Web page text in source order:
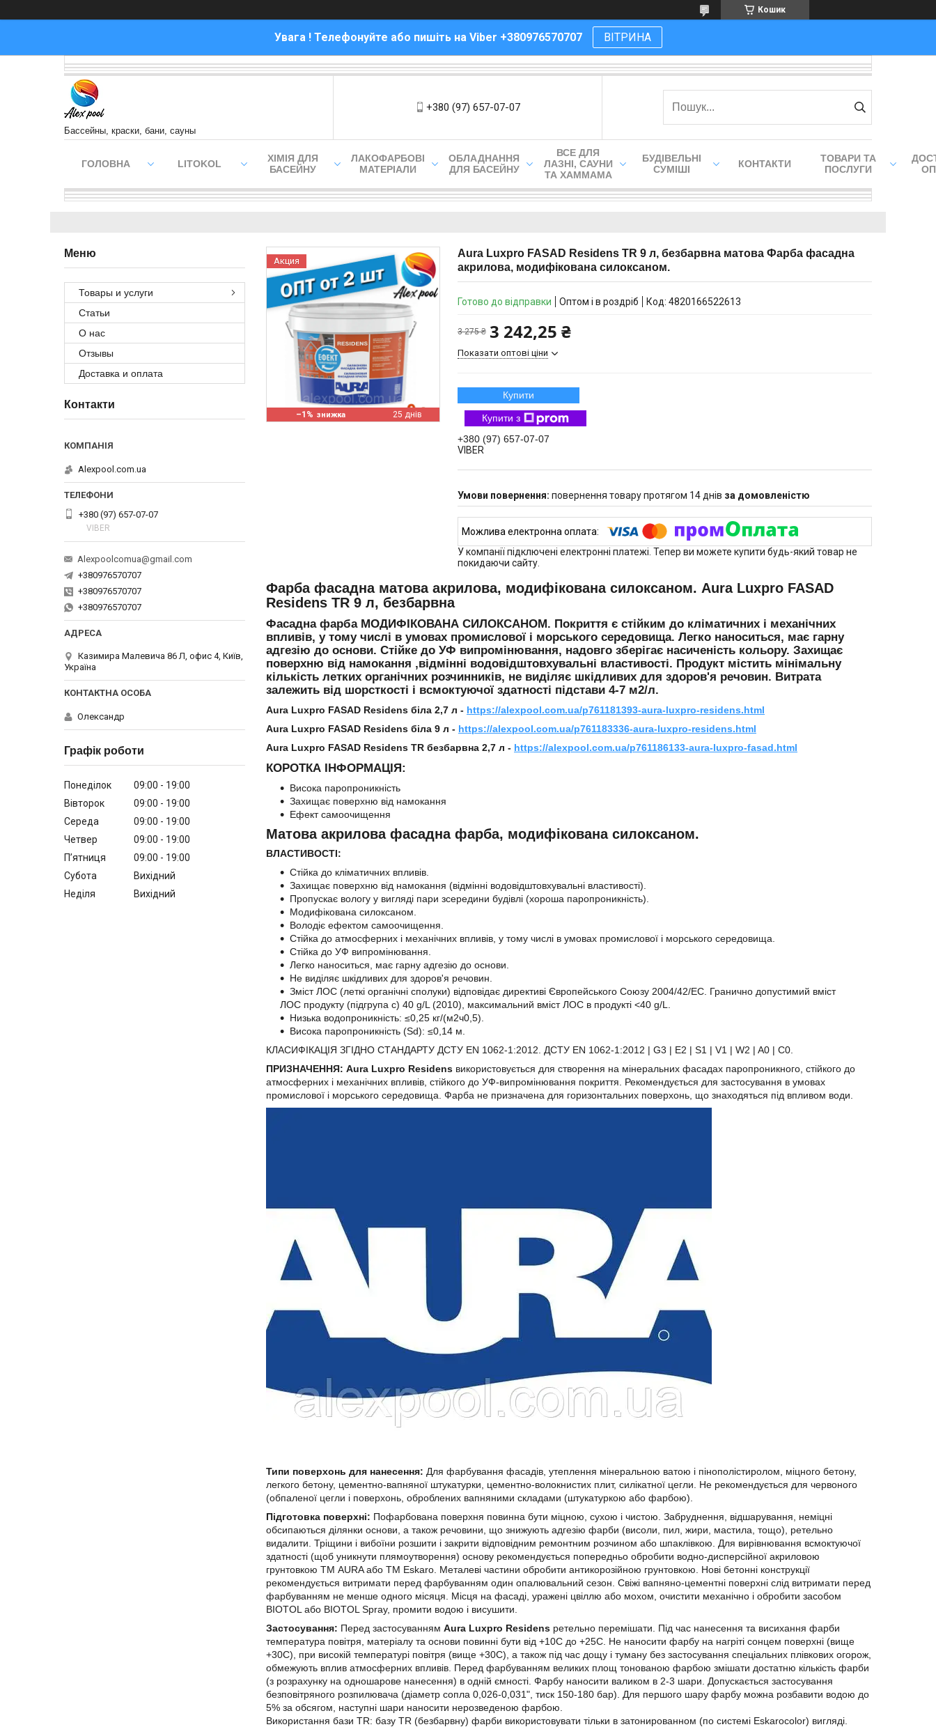
Кошик
Увага ! Телефонуйте або пишіть на Viber +380976570707 ВІТРИНА
Бассейны, краски, бани, сауны
+380 (97) 657-07-07
ГОЛОВНА LITOKOL
ХІМІЯ ДЛЯ
БАСЕЙНУ
ЛАКОФАРБОВІ
МАТЕРІАЛИ
ОБЛАДНАННЯ
ДЛЯ БАСЕЙНУ
ВСЕ ДЛЯ
ЛАЗНІ, САУНИ
ТА ХАММАМА
БУДІВЕЛЬНІ
СУМІШІ
КОНТАКТИ
ТОВАРИ ТА
ПОСЛУГИ
–1% 25 днів
Акция
Aura Luxpro FASAD Residens TR 9 л, безбарвна матова Фарба фасадна
акрилова, модифікована силоксаном.
Готово до відправки Оптом і в роздріб Код: 4820166522613
3 275 ₴ 3 242,25 ₴
Показати оптові ціни
Купити
Купити з
+380 (97) 657-07-07
VIBER
повернення товару протягом 14 днів за домовленістю
У компанії підключені електронні платежі. Тепер ви можете купити будь-який товар не
покидаючи сайту.
Фарба фасадна матова акрилова, модифікована силоксаном. Aura Luxpro FASAD
Residens TR 9 л, безбарвна
Фасадна фарба МОДИФІКОВАНА СИЛОКСАНОМ. Покриття є стійким до кліматичних і механічних
впливів, у тому числі в умовах промислової і морського середовища. Легко наноситься, має гарну
адгезію до основи. Стійке до УФ випромінювання, надовго зберігає насиченість кольору. Захищає
поверхню від намокання ,відмінні водовідштовхувальні властивості. Продукт містить мінімальну
кількість летких органічних розчинників, не виділяє шкідливих для здоров'я речовин. Витрата
залежить від шорсткості і всмоктуючої здатності підстави 4-7 м2/л.
Aura Luxpro FASAD Residens біла 2,7 л - https://alexpool.com.ua/p761181393-aura-luxpro-residens.html
Aura Luxpro FASAD Residens біла 9 л - https://alexpool.com.ua/p761183336-aura-luxpro-residens.html
Aura Luxpro FASAD Residens TR безбарвна 2,7 л - https://alexpool.com.ua/p761186133-aura-luxpro-fasad.html
КОРОТКА ІНФОРМАЦІЯ:
Висока паропроникність
Захищає поверхню від намокання
Ефект самоочищення
Матова акрилова фасадна фарба, модифікована силоксаном.
ВЛАСТИВОСТІ:
Стійка до кліматичних впливів.
Захищає поверхню від намокання (відмінні водовідштовхувальні властивості).
Пропускає вологу у вигляді пари зсередини будівлі (хороша паропроникність).
Модифікована силоксаном.
Володіє ефектом самоочищення.
Стійка до атмосферних і механічних впливів, у тому числі в умовах промислової і морського середовища.
Стійка до УФ випромінювання.
Легко наноситься, має гарну адгезію до основи.
Не виділяє шкідливих для здоров'я речовин.
Зміст ЛОС (леткі органічні сполуки) відповідає директиві Європейського Союзу 2004/42/EC. Гранично допустимий вміст
ЛОС продукту (підгрупа с) 40 g/L (2010), максимальний вміст ЛОС в продукті <40 g/L.
Низька водопроникність: ≤0,25 кг/(м2ч0,5).
Висока паропроникність (Sd): ≤0,14 м.
КЛАСИФІКАЦІЯ ЗГІДНО СТАНДАРТУ ДСТУ EN 1062-1:2012. ДСТУ EN 1062-1:2012 | G3 | E2 | S1 | V1 | W2 | A0 | С0.
ПРИЗНАЧЕННЯ: Aura Luxpro Residens використовується для створення на мінеральних фасадах паропроникного, стійкого до
атмосферних і механічних впливів, стійкого до УФ-випромінювання покриття. Рекомендується для застосування в умовах
промислової і морського середовища. Фарба не призначена для горизонтальних поверхонь, що знаходяться під впливом води.
Типи поверхонь для нанесення: Для фарбування фасадів, утеплення мінеральною ватою і пінополістиролом, міцного бетону,
легкого бетону, цементно-вапняної штукатурки, цементно-волокнистих плит, силікатної цегли. Не рекомендується для червоного
(обпаленої цегли і поверхонь, оброблених вапняними складами (штукатуркою або фарбою).
Підготовка поверхні: Пофарбована поверхня повинна бути міцною, сухою і чистою. Забруднення, відшарування, неміцні
обсипаються ділянки основи, а також речовини, що знижують адгезію фарби (висоли, пил, жири, мастила, тощо), ретельно
видалити. Тріщини і вибоїни розшити і закрити відповідним ремонтним розчином або шпаклівкою. Для вирівнювання всмоктуючої
здатності (щоб уникнути плямоутворення) основу рекомендується попередньо обробити водно-дисперсійної акриловою
грунтовкою ТМ AURA або ТМ Eskaro. Металеві частини обробити антикорозійною грунтовкою. Нові бетонні конструкції
рекомендується витримати перед фарбуванням один опалювальний сезон. Свіжі вапняно-цементні поверхні слід витримати перед
фарбуванням не менше одного місяця. Місця на фасаді, уражені цвіллю або мохом, очистити механічно і обробити засобом
BIOTOL або BIOTOL Spray, промити водою і висушити.
Застосування: Перед застосуванням Aura Luxpro Residens ретельно перемішати. Під час нанесення та висихання фарби
температура повітря, матеріалу та основи повинні бути від +10C до +25C. Не наносити фарбу на нагріті сонцем поверхні (вище
+30C), при високій температурі повітря (вище +30C), а також під час дощу і туману без застосування спеціальних плівкових огорож,
обмежують вплив атмосферних впливів. Перед фарбуванням великих площ тонованою фарбою змішати достатню кількість фарби
(з розрахунку на одношарове нанесення) в одній ємності. Фарбу наносити валиком в 2-3 шари. Допускається застосування
безповітряного розпилювача (діаметр сопла 0,026-0,031", тиск 150-180 бар). Для першого шару фарбу можна розбавити водою до
5% за обсягом, наступні шари наносити нерозведеною фарбою.
Використання бази TR: базу TR (безбарвну) фарби використовувати тільки в затонированном (по системі Eskarocolor) вигляді.
Товары и услуги
Статьи
О нас
Отзывы
Доставка и оплата
Контакти
Alexpool.com.ua
+380 (97) 657-07-07
VIBER
Alexpoolcomua@gmail.com
+380976570707
+380976570707
+380976570707
Казимира Малевича 86 Л, офис 4, Київ,
Україна
Олександр
Графік роботи
Понеділок 09:00
19:00
Вівторок
09:00
19:00
Середа
09:00
19:00
Четвер
09:00
19:00
Пʼятниця
09:00
19:00
Субота
Вихідний
Неділя
Вихідний